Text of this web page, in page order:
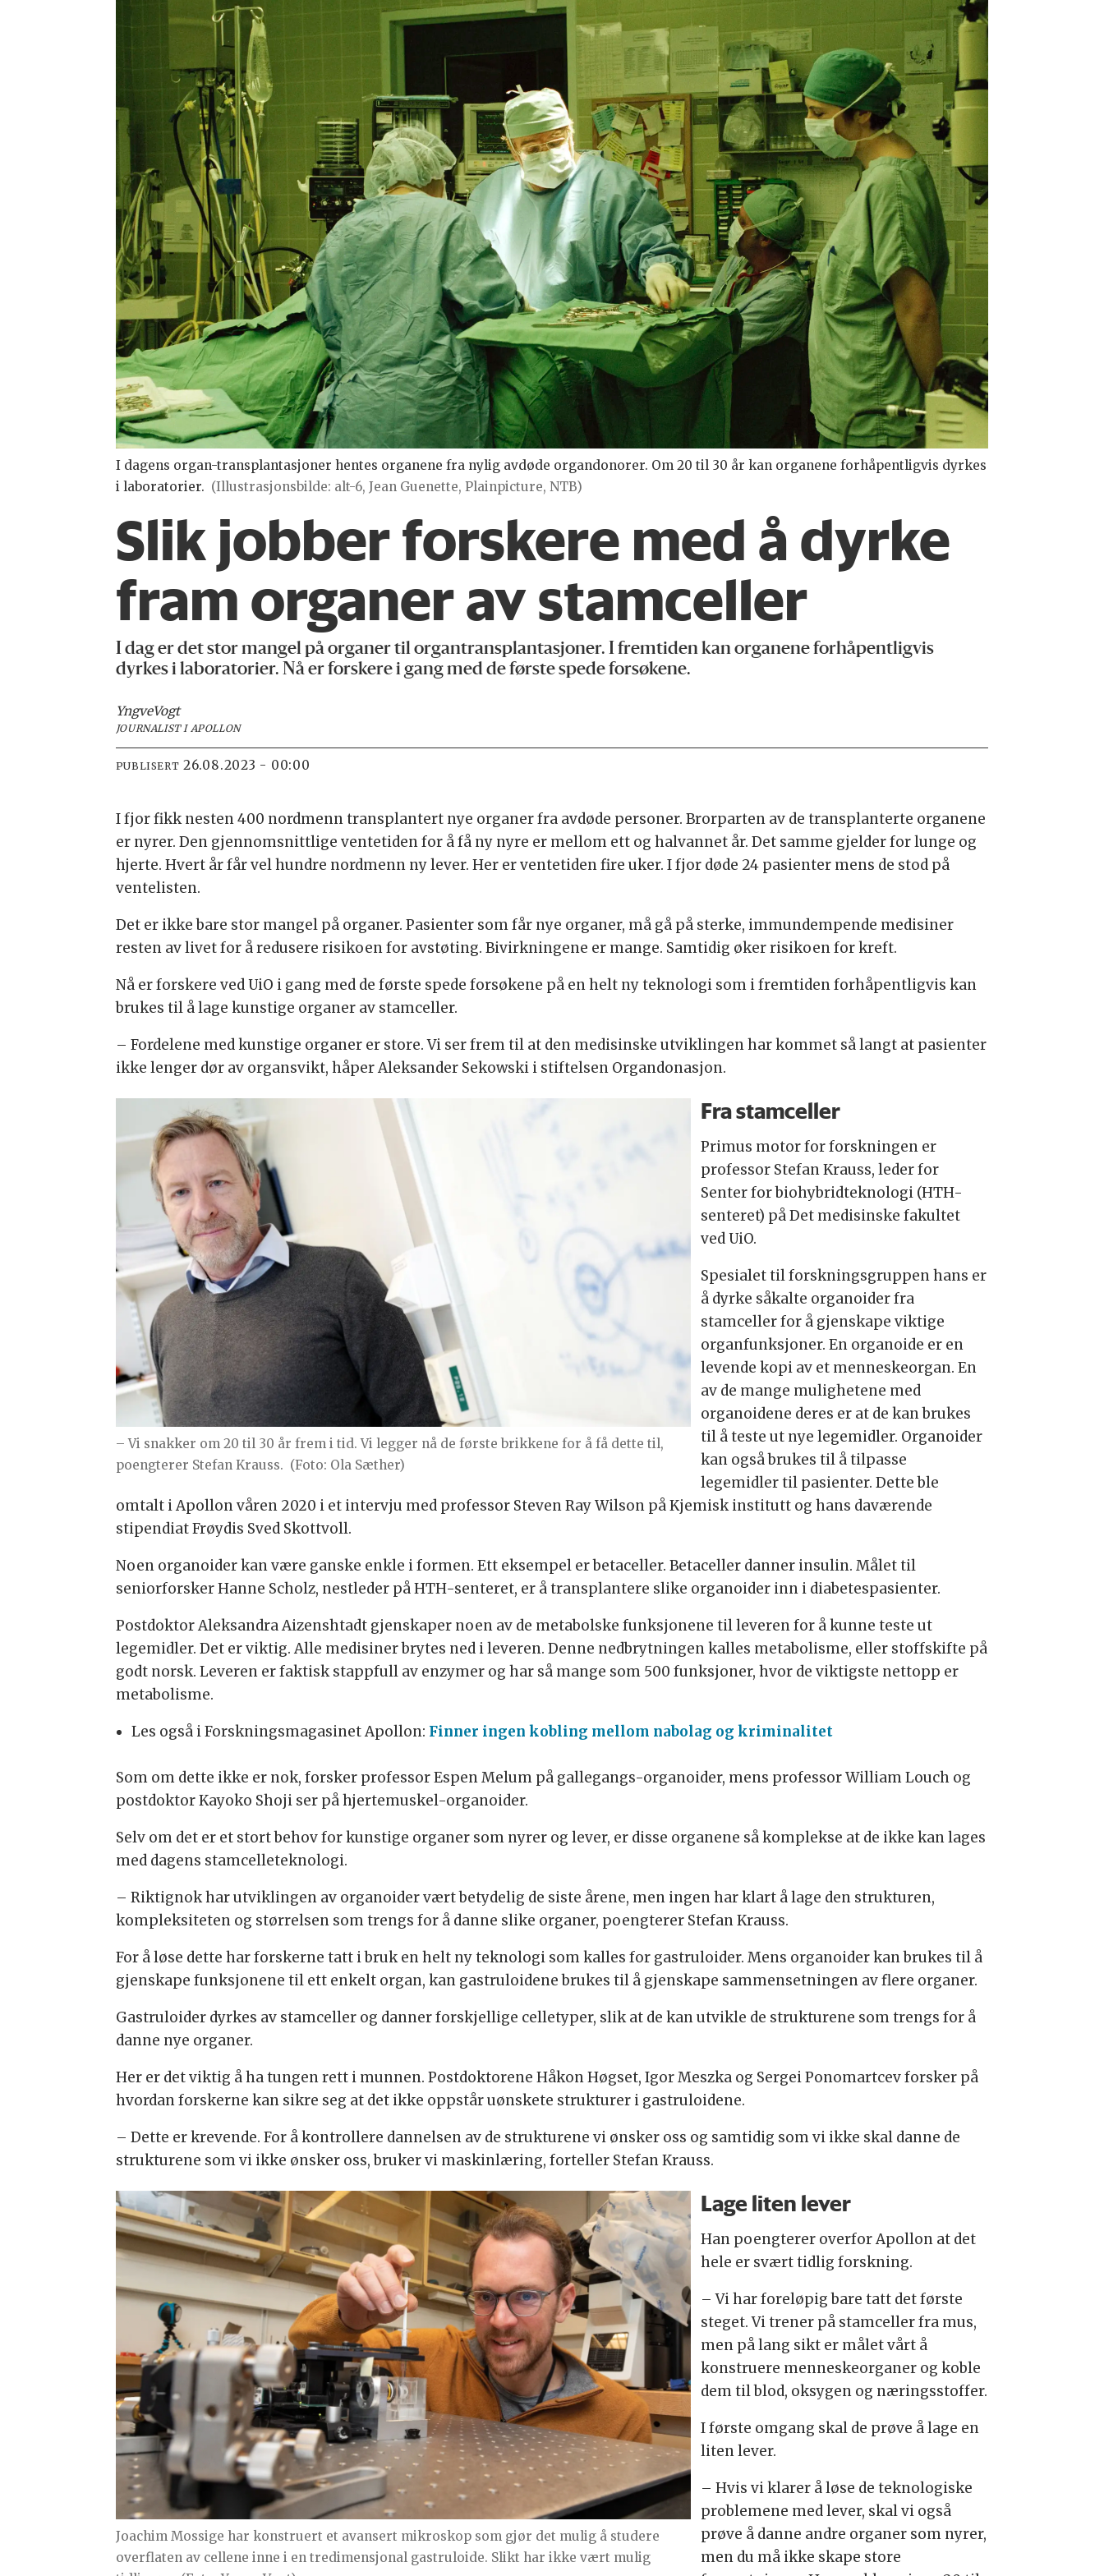
I dagens organ-transplantasjoner hentes organene fra nylig avdøde organdonorer. Om 20 til 30 år kan organene forhåpentligvis dyrkes
i laboratorier. (Illustrasjonsbilde: alt-6, Jean Guenette, Plainpicture, NTB)
Slik jobber forskere med å dyrke
fram organer av stamceller
I dag er det stor mangel på organer til organtransplantasjoner. I fremtiden kan organene forhåpentligvis
dyrkes i laboratorier. Nå er forskere i gang med de første spede forsøkene.
YngveVogt
JOURNALIST I APOLLON
PUBLISERT 26.08.2023 - 00:00
I fjor fikk nesten 400 nordmenn transplantert nye organer fra avdøde personer. Brorparten av de transplanterte organene
er nyrer. Den gjennomsnittlige ventetiden for å få ny nyre er mellom ett og halvannet år. Det samme gjelder for lunge og
hjerte. Hvert år får vel hundre nordmenn ny lever. Her er ventetiden fire uker. I fjor døde 24 pasienter mens de stod på
ventelisten.
Det er ikke bare stor mangel på organer. Pasienter som får nye organer, må gå på sterke, immundempende medisiner
resten av livet for å redusere risikoen for avstøting. Bivirkningene er mange. Samtidig øker risikoen for kreft.
Nå er forskere ved UiO i gang med de første spede forsøkene på en helt ny teknologi som i fremtiden forhåpentligvis kan
brukes til å lage kunstige organer av stamceller.
– Fordelene med kunstige organer er store. Vi ser frem til at den medisinske utviklingen har kommet så langt at pasienter
ikke lenger dør av organsvikt, håper Aleksander Sekowski i stiftelsen Organdonasjon.
– Vi snakker om 20 til 30 år frem i tid. Vi legger nå de første brikkene for å få dette til,
poengterer Stefan Krauss. (Foto: Ola Sæther)
Fra stamceller
Primus motor for forskningen er
professor Stefan Krauss, leder for
Senter for biohybridteknologi (HTH-
senteret) på Det medisinske fakultet
ved UiO.
Spesialet til forskningsgruppen hans er
å dyrke såkalte organoider fra
stamceller for å gjenskape viktige
organfunksjoner. En organoide er en
levende kopi av et menneskeorgan. En
av de mange mulighetene med
organoidene deres er at de kan brukes
til å teste ut nye legemidler. Organoider
kan også brukes til å tilpasse
legemidler til pasienter. Dette ble
omtalt i Apollon våren 2020 i et intervju med professor Steven Ray Wilson på Kjemisk institutt og hans daværende
stipendiat Frøydis Sved Skottvoll.
Noen organoider kan være ganske enkle i formen. Ett eksempel er betaceller. Betaceller danner insulin. Målet til
seniorforsker Hanne Scholz, nestleder på HTH-senteret, er å transplantere slike organoider inn i diabetespasienter.
Postdoktor Aleksandra Aizenshtadt gjenskaper noen av de metabolske funksjonene til leveren for å kunne teste ut
legemidler. Det er viktig. Alle medisiner brytes ned i leveren. Denne nedbrytningen kalles metabolisme, eller stoffskifte på
godt norsk. Leveren er faktisk stappfull av enzymer og har så mange som 500 funksjoner, hvor de viktigste nettopp er
metabolisme.
Les også i Forskningsmagasinet Apollon: Finner ingen kobling mellom nabolag og kriminalitet
Som om dette ikke er nok, forsker professor Espen Melum på gallegangs-organoider, mens professor William Louch og
postdoktor Kayoko Shoji ser på hjertemuskel-organoider.
Selv om det er et stort behov for kunstige organer som nyrer og lever, er disse organene så komplekse at de ikke kan lages
med dagens stamcelleteknologi.
– Riktignok har utviklingen av organoider vært betydelig de siste årene, men ingen har klart å lage den strukturen,
kompleksiteten og størrelsen som trengs for å danne slike organer, poengterer Stefan Krauss.
For å løse dette har forskerne tatt i bruk en helt ny teknologi som kalles for gastruloider. Mens organoider kan brukes til å
gjenskape funksjonene til ett enkelt organ, kan gastruloidene brukes til å gjenskape sammensetningen av flere organer.
Gastruloider dyrkes av stamceller og danner forskjellige celletyper, slik at de kan utvikle de strukturene som trengs for å
danne nye organer.
Her er det viktig å ha tungen rett i munnen. Postdoktorene Håkon Høgset, Igor Meszka og Sergei Ponomartcev forsker på
hvordan forskerne kan sikre seg at det ikke oppstår uønskete strukturer i gastruloidene.
– Dette er krevende. For å kontrollere dannelsen av de strukturene vi ønsker oss og samtidig som vi ikke skal danne de
strukturene som vi ikke ønsker oss, bruker vi maskinlæring, forteller Stefan Krauss.
Joachim Mossige har konstruert et avansert mikroskop som gjør det mulig å studere
overflaten av cellene inne i en tredimensjonal gastruloide. Slikt har ikke vært mulig
Lage liten lever
Han poengterer overfor Apollon at det
hele er svært tidlig forskning.
– Vi har foreløpig bare tatt det første
steget. Vi trener på stamceller fra mus,
men på lang sikt er målet vårt å
konstruere menneskeorganer og koble
dem til blod, oksygen og næringsstoffer.
I første omgang skal de prøve å lage en
liten lever.
– Hvis vi klarer å løse de teknologiske
problemene med lever, skal vi også
prøve å danne andre organer som nyrer,
men du må ikke skape store